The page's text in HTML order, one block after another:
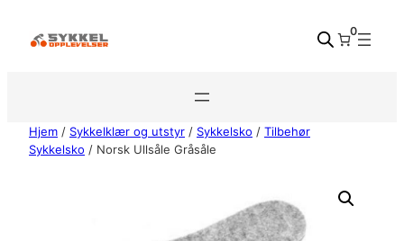
0
Hjem / Sykkelklær og utstyr / Sykkelsko / Tilbehør
Sykkelsko / Norsk Ullsåle Gråsåle